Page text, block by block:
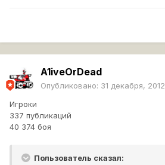
A1iveOrDead
Опубликовано: 31 декабря, 2012
Игроки
337 публикаций
40 374 боя
Пользователь сказал: